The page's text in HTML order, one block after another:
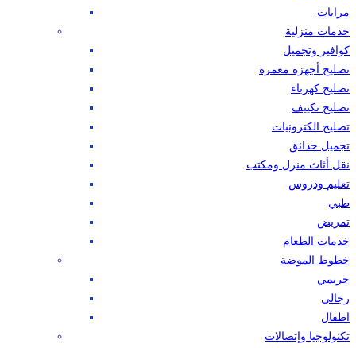
مرايات
خدمات منزلية
كوافير وتجميل
تصليح أجهزة معمرة
تصليح كهرباء
تصليح تكييف
تصليح الكترونيات
تجميل حدائق
نقل أثاث منزل ومكتب
تعليم ودروس
طبي
تمريض
خدمات الطعام
خطوط الموضة
حريمي
رجالي
اطفال
تكنولوجيا وإتصالات